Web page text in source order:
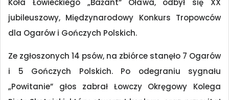
Koła Łowieckiego „Bażant” Oława, odbył się XX
jubileuszowy, Międzynarodowy Konkurs Tropowców
dla Ogarów i Gończych Polskich.
Ze zgłoszonych 14 psów, na zbiórce stanęło 7 Ogarów
i 5 Gończych Polskich. Po odegraniu sygnału
„Powitanie” głos zabrał Łowczy Okręgowy Kolega